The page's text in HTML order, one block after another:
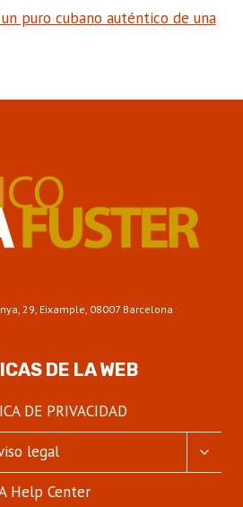
puro cubano auténtico de una
29, Eixample, 08007 Barcelona
DE LA WEB
DE PRIVACIDAD
legal
Help Center